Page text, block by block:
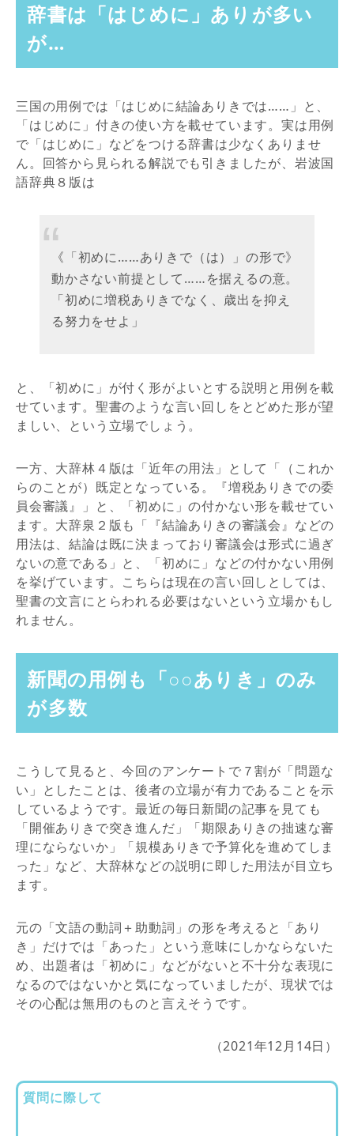
辞書は「はじめに」ありが多い
が…
三国の用例では「はじめに結論ありきでは……」と、
「はじめに」付きの使い方を載せています。実は用例
で「はじめに」などをつける辞書は少なくありませ
ん。回答から見られる解説でも引きましたが、岩波国
語辞典８版は
《「初めに……ありきで（は）」の形で》
動かさない前提として……を据えるの意。
「初めに増税ありきでなく、歳出を抑え
る努力をせよ」
と、「初めに」が付く形がよいとする説明と用例を載
せています。聖書のような言い回しをとどめた形が望
ましい、という立場でしょう。
一方、大辞林４版は「近年の用法」として「（これか
らのことが）既定となっている。『増税ありきでの委
員会審議』」と、「初めに」の付かない形を載せてい
ます。大辞泉２版も「『結論ありきの審議会』などの
用法は、結論は既に決まっており審議会は形式に過ぎ
ないの意である」と、「初めに」などの付かない用例
を挙げています。こちらは現在の言い回しとしては、
聖書の文言にとらわれる必要はないという立場かもし
れません。
新聞の用例も「○○ありき」のみ
が多数
こうして見ると、今回のアンケートで７割が「問題な
い」としたことは、後者の立場が有力であることを示
しているようです。最近の毎日新聞の記事を見ても
「開催ありきで突き進んだ」「期限ありきの拙速な審
理にならないか」「規模ありきで予算化を進めてしま
った」など、大辞林などの説明に即した用法が目立ち
ます。
元の「文語の動詞＋助動詞」の形を考えると「あり
き」だけでは「あった」という意味にしかならないた
め、出題者は「初めに」などがないと不十分な表現に
なるのではないかと気になっていましたが、現状では
その心配は無用のものと言えそうです。
（2021年12月14日）
質問に際して